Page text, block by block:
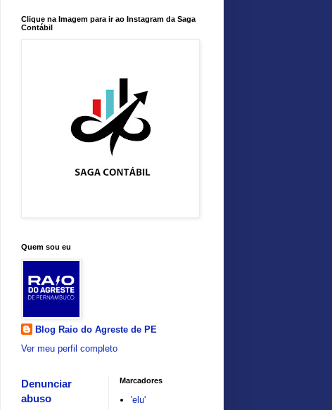
Clique na Imagem para ir ao Instagram da Saga
Contábil
Quem sou eu
Blog Raio do Agreste de PE
Ver meu perfil completo
Denunciar
abuso
Marcadores
'elu'